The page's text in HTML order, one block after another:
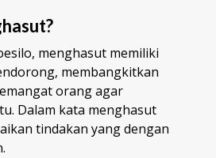
menghasut memiliki
membangkitkan
orang agar
Dalam kata menghasut
tindakan yang dengan